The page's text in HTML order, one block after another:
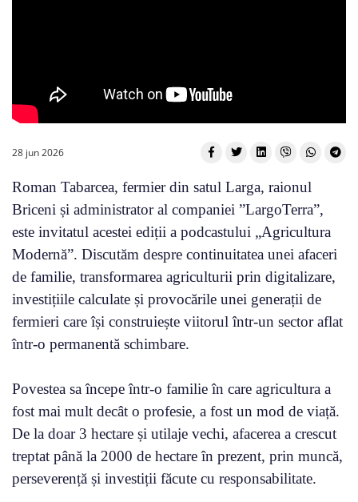
28 jun 2026
Roman Tabarcea, fermier din satul Larga, raionul
Briceni și administrator al companiei ”LargoTerra”,
este invitatul acestei ediții a podcastului „Agricultura
Modernă”. Discutăm despre continuitatea unei afaceri
de familie, transformarea agriculturii prin digitalizare,
investițiile calculate și provocările unei generații de
fermieri care își construiește viitorul într-un sector aflat
într-o permanentă schimbare.
Povestea sa începe într-o familie în care agricultura a
fost mai mult decât o profesie, a fost un mod de viață.
De la doar 3 hectare și utilaje vechi, afacerea a crescut
treptat până la 2000 de hectare în prezent, prin muncă,
perseverență și investiții făcute cu responsabilitate.